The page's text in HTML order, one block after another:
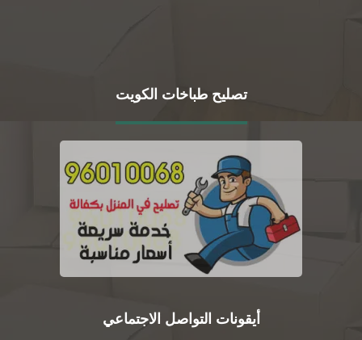
تصليح طباخات الكويت
أيقونات التواصل الاجتماعي